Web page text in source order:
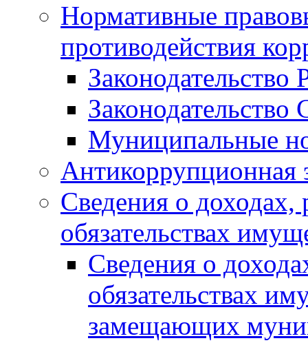
Нормативные
противодействия
Законодательство
Муниципальные
Антикоррупционная
Сведения о доходах,
обязательствах
Сведения о
обязательствах
замещающих